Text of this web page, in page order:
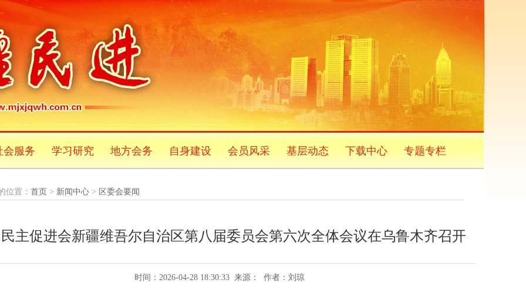
会服务 学习研究 地方会务 自身建设 会员风采 基层动态 下载中心 专题专栏
位置： 首页 > 新闻中心 > 区委会要闻
主促进会新疆维吾尔自治区第八届委员会第六次全体会议在乌鲁木齐召开
时间：2026-04-28 18:30:33 来源： 作者：刘琼